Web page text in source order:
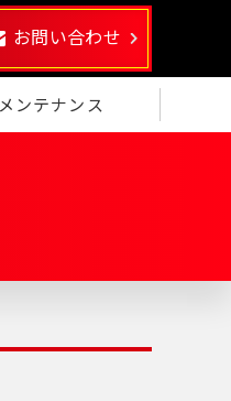
お問い合わせ
メンテナンス